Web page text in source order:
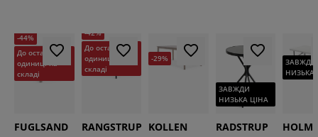
-44%
До останньої
одиниці на
складі
FUGLSAND
-42%
До останньої
одиниці на
складі
RANGSTRUP
-29%
KOLLEN
ЗАВЖДИ
НИЗЬКА ЦІНА
RADSTRUP
ЗАВЖДИ
НИЗЬКА